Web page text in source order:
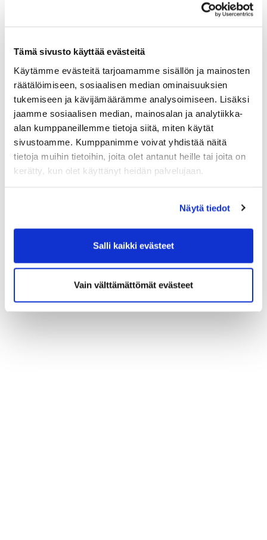
Tämä sivusto käyttää evästeitä
Käytämme evästeitä tarjoamamme sisällön ja mainosten
räätälöimiseen, sosiaalisen median ominaisuuksien
tukemiseen ja kävijämäärämme analysoimiseen. Lisäksi
jaamme sosiaalisen median, mainosalan ja analytiikka-
alan kumppaneillemme tietoja siitä, miten käytät
sivustoamme. Kumppanimme voivat yhdistää näitä
tietoja muihin tietoihin, joita olet antanut heille tai joita on
kerätty, kun olet käyttänyt heidän palvelujaan.
Näytä tiedot
Salli kaikki evästeet
Vain välttämättömät evästeet
Asianajotoimisto Castrén & Snellman
Johtava asiantuntija
tulorekisteriyksikkö
Erityisasiantuntija, ulkomaantyön vakuuttaminen
Marjaana Lundqvist,Eläketurvakeskus
Ilmoittautuminen:
Ilmoittautumiset alla olevasta linkistä. Linkki vie
sinutKauppakamariKauppaan.
(Etäkoulutukseen osallistuaksesi, valitse
osallistumistapa "Etätoteutus")
LUE LISÄÄ JA ILMOITTAUDU